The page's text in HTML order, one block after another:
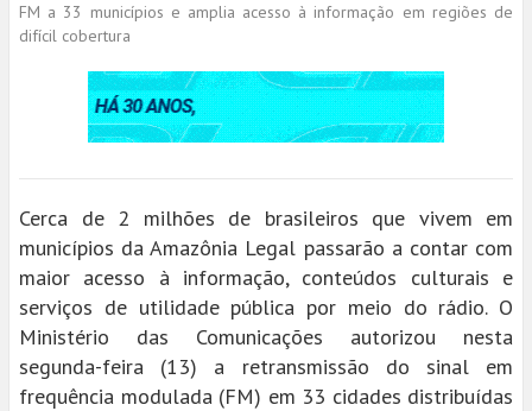
FM a 33 municípios e amplia acesso à informação em regiões de
difícil cobertura
Cerca de 2 milhões de brasileiros que vivem em
municípios da Amazônia Legal passarão a contar com
maior acesso à informação, conteúdos culturais e
serviços de utilidade pública por meio do rádio. O
Ministério das Comunicações autorizou nesta
segunda-feira (13) a retransmissão do sinal em
frequência modulada (FM) em 33 cidades distribuídas